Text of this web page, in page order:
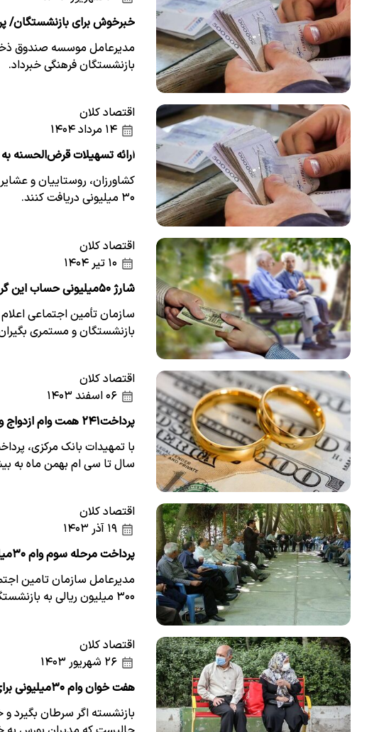
خبرخوش برای بازنشستگان/ پرداخت ۵ هزار فقره وام تا
بازنشستگان فرهنگی خبرداد.
اقتصاد کلان
ارائه تسهیلات قرض‌الحسنه
کشاورزان، روستاییان و
۳۰ میلیونی دریافت کنند.
اقتصاد کلان
شارژ ۵۰میلیونی حساب این گروه بازنشستگان/ادامه پرداخت‌ها در ۲ماه آینده
سازمان تأمین‌ اجتماعی
بازنشستگان و مستمری
اقتصاد کلان
پرداخت۲۴۱ همت وام ازدواج وفرزندآوری
با تمهیدات بانک مرکزی،
سال تا سی ام بهمن ماه به بیش از
اقتصاد کلان
پرداخت مرحله سوم وام ۳۰میلیونی به بازنشستگان
مدیرعامل سازمان تامین
۳۰۰ میلیون ریالی به بازنشستگان و مستمری‌بگیران…
اقتصاد کلان
هفت خوان وام ۳۰میلیونی برای بازنشستگان/ تسهیلات قرض‌الحسنه به کام عشقی‌ها
بازنشسته اگر سرطان بگیرد